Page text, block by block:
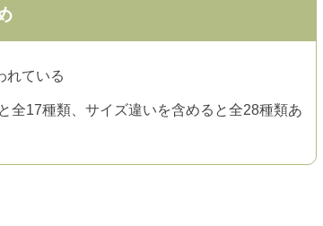
れている
全17種類、サイズ違いを含めると全28種類あ